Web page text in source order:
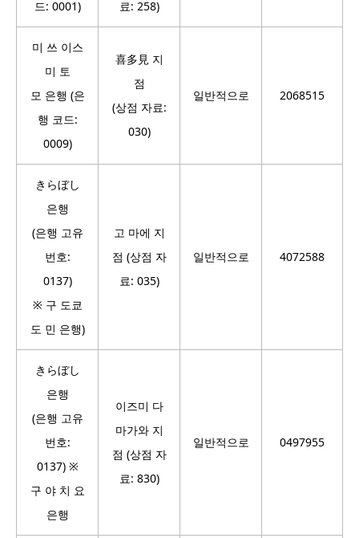
드: 0001) 료: 258)
미 쓰 이스
미 토
모 은행 (은
행 코드:
0009)
喜多見 지
점
(상점 자료:
030)
일반적으로 2068515
きらぼし
은행
(은행 고유
번호:
0137)
※ 구 도쿄
도 민 은행)
고 마에 지
점 (상점 자
료: 035)
일반적으로 4072588
きらぼし
은행
(은행 고유
번호:
0137) ※
구 야 치 요
은행
이즈미 다
마가와 지
점 (상점 자
료: 830)
일반적으로 0497955